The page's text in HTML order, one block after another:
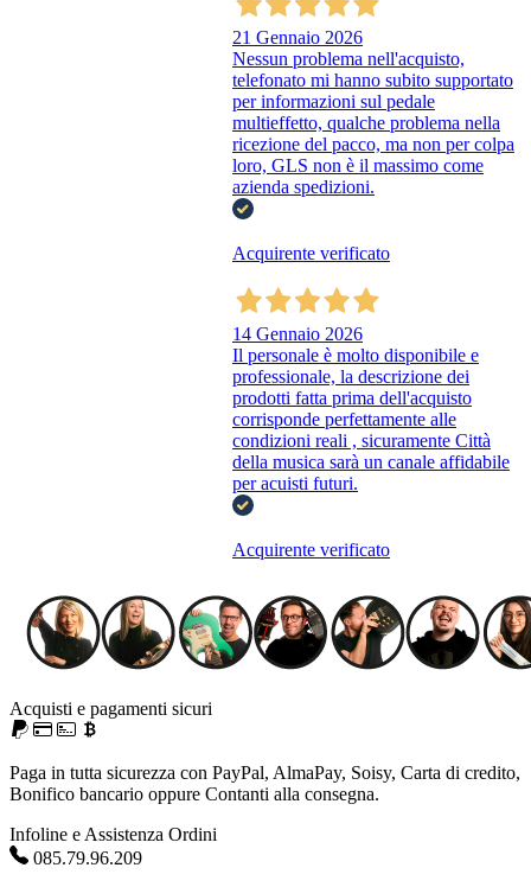
21 Gennaio 2026
Nessun problema nell'acquisto,
telefonato mi hanno subito supportato
per informazioni sul pedale
multieffetto, qualche problema nella
ricezione del pacco, ma non per colpa
loro, GLS non è il massimo come
azienda spedizioni.
Acquirente verificato
14 Gennaio 2026
Il personale è molto disponibile e
professionale, la descrizione dei
prodotti fatta prima dell'acquisto
corrisponde perfettamente alle
condizioni reali , sicuramente Città
della musica sarà un canale affidabile
per acuisti futuri.
Acquirente verificato
Acquisti e pagamenti sicuri
Paga in tutta sicurezza con PayPal, AlmaPay, Soisy, Carta di credito,
Bonifico bancario oppure Contanti alla consegna.
Infoline e Assistenza Ordini
085.79.96.209